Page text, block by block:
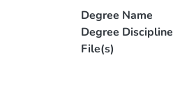
Degree Name
Degree Discipline
File(s)